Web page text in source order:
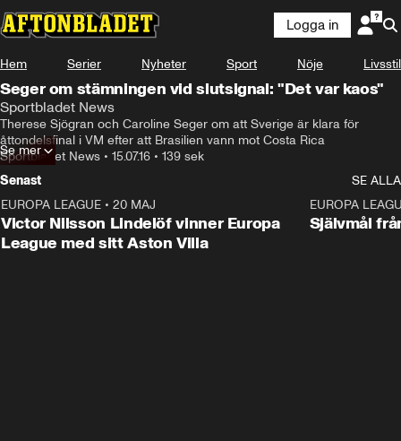
Logga in
Hem Serier Nyheter Sport Nöje Livsstil
Seger om stämningen vid slutsignal: "Det var kaos"
Sportbladet News
Therese Sjögran och Caroline Seger om att Sverige är klara för
åttondelsfinal i VM efter att Brasilien vann mot Costa Rica
Sportbladet News • 15.07.16 • 139 sek
Se mer
Senast
SE ALLA
EUROPA LEAGUE • 20 MAJ
Victor Nilsson Lindelöf vinner Europa
League med sitt Aston Villa
EUROPA
Självmål